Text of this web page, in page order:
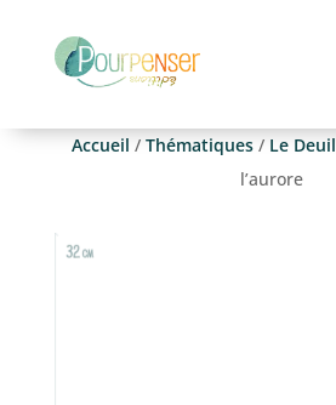
Accueil / Thématiques/ Le Deuil
l’aurore